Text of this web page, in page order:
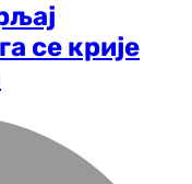
се крије